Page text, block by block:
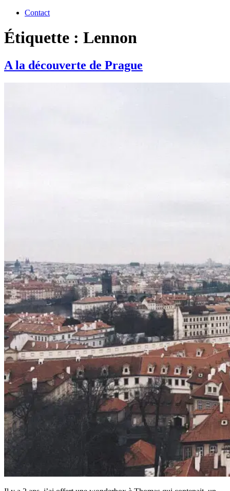
Contact
Étiquette : Lennon
A la découverte de Prague